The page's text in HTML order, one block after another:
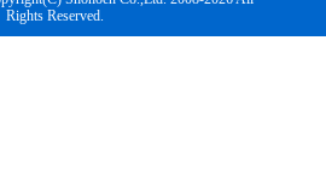
Rights Reserved.